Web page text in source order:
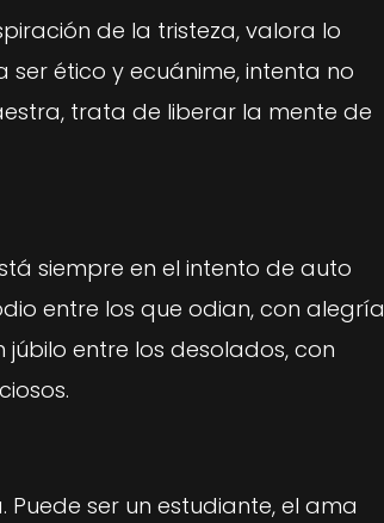
de la tristeza, valora lo
ser ético y ecuánime, intenta no
trata de liberar la mente de
siempre en el intento de auto
entre los que odian, con alegría
entre los desolados, con
ser un estudiante, el ama